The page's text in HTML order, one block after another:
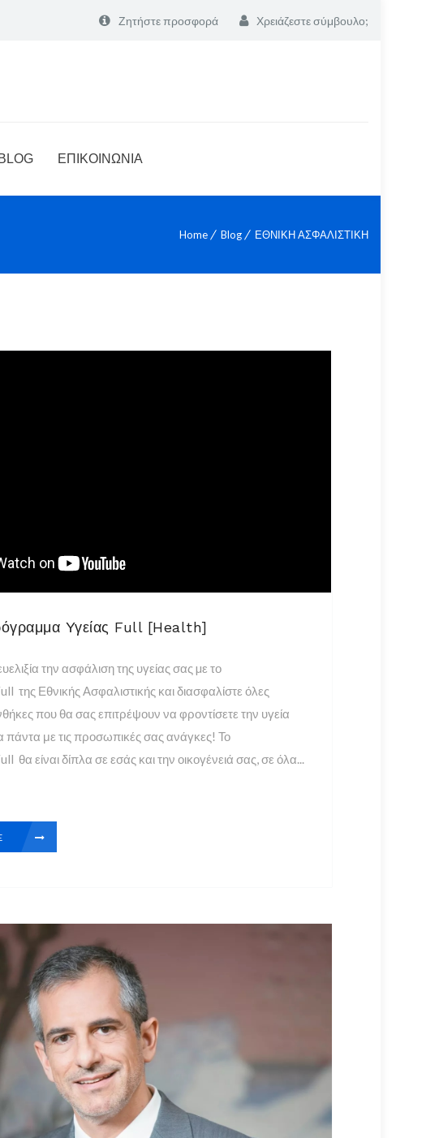
Ζητήστε προσφορά Χρειάζεστε σύμβουλο;
BLOG ΕΠΙΚΟΙΝΩΝΙΑ
Home Blog ΕΘΝΙΚΗ ΑΣΦΑΛΙΣΤΙΚΗ
Υγείας Full [Health]
την ασφάλιση της υγείας σας µε το
της Εθνικής Ασφαλιστικής και διασφαλίστε όλες
που θα σας επιτρέψουν να φροντίσετε την υγεία
με τις προσωπικές σας ανάγκες! Το
θα είναι δίπλα σε εσάς και την οικογένειά σας, σε όλα...